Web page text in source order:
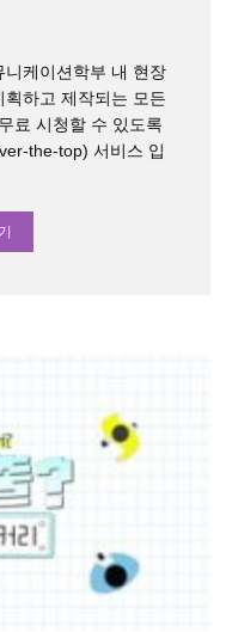
케이션학부 내 현장
하고 제작되는 모든
료 시청할 수 있도록
the-top) 서비스 입